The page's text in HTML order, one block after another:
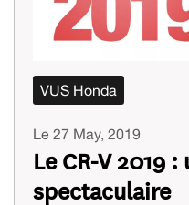
VUS Honda
Le 27 May, 2019
Le CR-V 2019 :
spectaculaire